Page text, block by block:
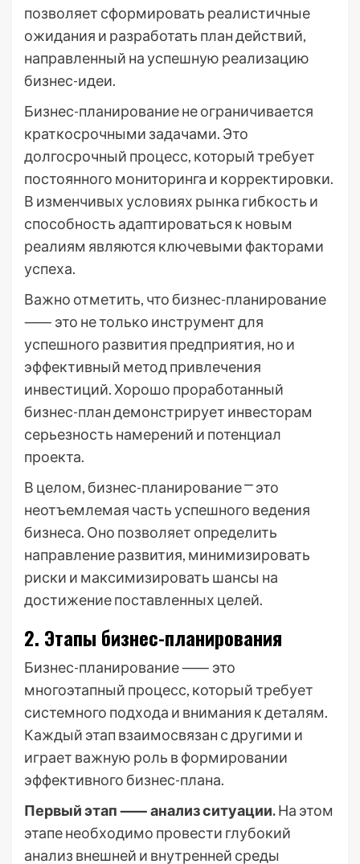
позволяет сформировать реалистичные
ожидания и разработать план действий,
направленный на успешную реализацию
бизнес-идеи.
Бизнес-планирование не ограничивается
краткосрочными задачами. Это
долгосрочный процесс, который требует
постоянного мониторинга и корректировки.
В изменчивых условиях рынка гибкость и
способность адаптироваться к новым
реалиям являются ключевыми факторами
успеха.
Важно отметить, что бизнес-планирование
⸺ это не только инструмент для
успешного развития предприятия, но и
эффективный метод привлечения
инвестиций. Хорошо проработанный
бизнес-план демонстрирует инвесторам
серьезность намерений и потенциал
проекта.
В целом, бизнес-планирование ⎻ это
неотъемлемая часть успешного ведения
бизнеса. Оно позволяет определить
направление развития, минимизировать
риски и максимизировать шансы на
достижение поставленных целей.
2. Этапы бизнес-планирования
Бизнес-планирование ⸺ это
многоэтапный процесс, который требует
системного подхода и внимания к деталям.
Каждый этап взаимосвязан с другими и
играет важную роль в формировании
эффективного бизнес-плана.
Первый этап ⸺ анализ ситуации.На этом
этапе необходимо провести глубокий
анализ внешней и внутренней среды